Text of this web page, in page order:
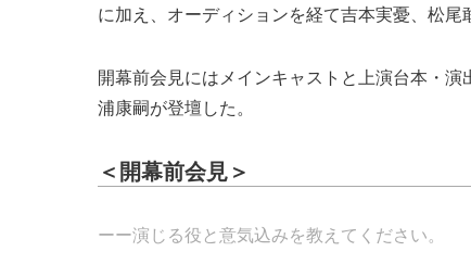
に加え、オーディションを経て吉本実憂、松尾
開幕前会見にはメインキャストと上演台本・
浦康嗣が登壇した。
＜開幕前会見＞
ーー演じる役と意気込みを教えてください。